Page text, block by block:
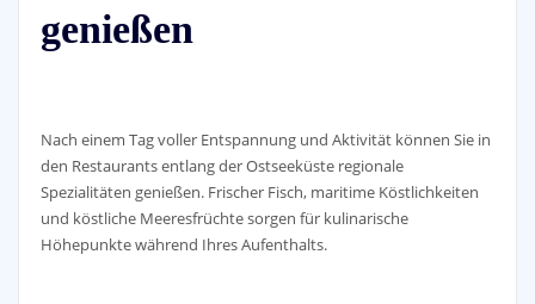
genießen
Nach einem Tag voller Entspannung und Aktivität können Sie in
den Restaurants entlang der Ostseeküste regionale
Spezialitäten genießen. Frischer Fisch, maritime Köstlichkeiten
und köstliche Meeresfrüchte sorgen für kulinarische
Höhepunkte während Ihres Aufenthalts.